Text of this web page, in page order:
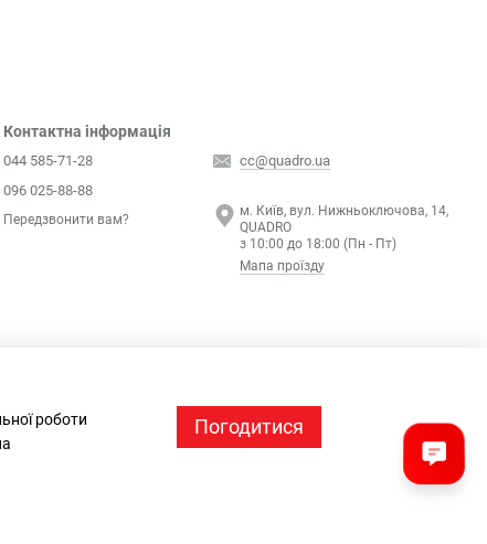
Контактна інформація
044 585-71-28
096 025-88-88
Передзвонити вам?
cc@quadro.ua
м. Київ, вул. Нижньоключова, 14,
QUADRO
з 10:00 до 18:00 (Пн - Пт)
Мапа проїзду
роботи
Погодитися